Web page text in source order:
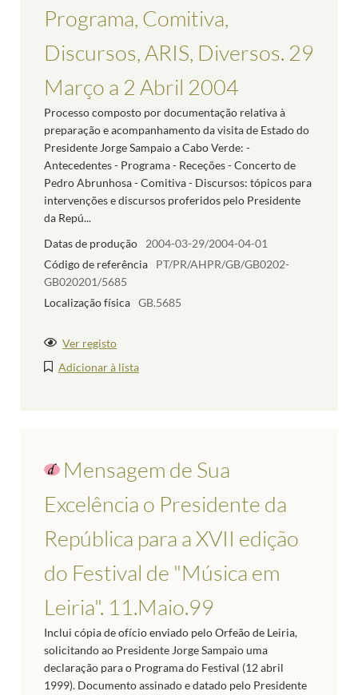
Programa, Comitiva,
Discursos, ARIS, Diversos. 29
Março a 2 Abril 2004
Processo composto por documentação relativa à
preparação e acompanhamento da visita de Estado do
Presidente Jorge Sampaio a Cabo Verde: -
Antecedentes - Programa - Receções - Concerto de
Pedro Abrunhosa - Comitiva - Discursos: tópicos para
intervenções e discursos proferidos pelo Presidente
da Repú...
Datas de produção
2004-03-29/2004-04-01
Código de referência
PT/PR/AHPR/GB/GB0202-
GB020201/5685
Localização física GB.5685
Ver registo
Adicionar à lista
Mensagem de Sua
Excelência o Presidente da
República para a XVII edição
do Festival de "Música em
Leiria". 11.Maio.99
Inclui cópia de ofício enviado pelo Orfeão de Leiria,
solicitando ao Presidente Jorge Sampaio uma
declaração para o Programa do Festival (12 abril
1999). Documento assinado e datado pelo Presidente